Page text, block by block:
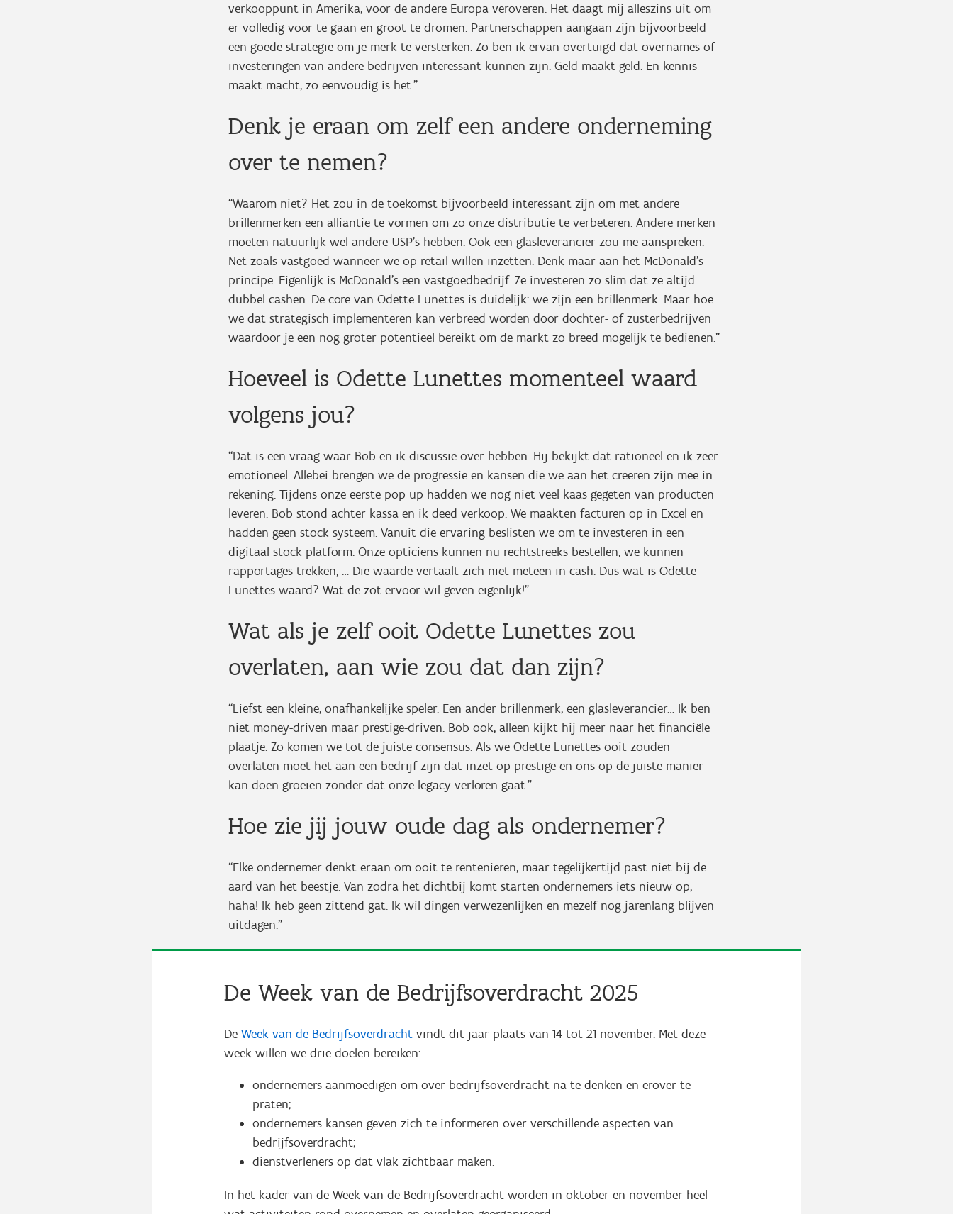
verkooppunt in Amerika, voor de andere Europa veroveren. Het daagt mij alleszins uit om
er volledig voor te gaan en groot te dromen. Partnerschappen aangaan zijn bijvoorbeeld
een goede strategie om je merk te versterken. Zo ben ik ervan overtuigd dat overnames of
investeringen van andere bedrijven interessant kunnen zijn. Geld maakt geld. En kennis
maakt macht, zo eenvoudig is het.”
Denk je eraan om zelf een andere onderneming
over te nemen?
“Waarom niet? Het zou in de toekomst bijvoorbeeld interessant zijn om met andere
brillenmerken een alliantie te vormen om zo onze distributie te verbeteren. Andere merken
moeten natuurlijk wel andere USP’s hebben. Ook een glasleverancier zou me aanspreken.
Net zoals vastgoed wanneer we op retail willen inzetten. Denk maar aan het McDonald’s
principe. Eigenlijk is McDonald’s een vastgoedbedrijf. Ze investeren zo slim dat ze altijd
dubbel cashen. De core van Odette Lunettes is duidelijk: we zijn een brillenmerk. Maar hoe
we dat strategisch implementeren kan verbreed worden door dochter- of zusterbedrijven
waardoor je een nog groter potentieel bereikt om de markt zo breed mogelijk te bedienen.”
Hoeveel is Odette Lunettes momenteel waard
volgens jou?
“Dat is een vraag waar Bob en ik discussie over hebben. Hij bekijkt dat rationeel en ik zeer
emotioneel. Allebei brengen we de progressie en kansen die we aan het creëren zijn mee in
rekening. Tijdens onze eerste pop up hadden we nog niet veel kaas gegeten van producten
leveren. Bob stond achter kassa en ik deed verkoop. We maakten facturen op in Excel en
hadden geen stock systeem. Vanuit die ervaring beslisten we om te investeren in een
digitaal stock platform. Onze opticiens kunnen nu rechtstreeks bestellen, we kunnen
rapportages trekken, … Die waarde vertaalt zich niet meteen in cash. Dus wat is Odette
Lunettes waard? Wat de zot ervoor wil geven eigenlijk!”
Wat als je zelf ooit Odette Lunettes zou
overlaten, aan wie zou dat dan zijn?
“Liefst een kleine, onafhankelijke speler. Een ander brillenmerk, een glasleverancier… Ik ben
niet money-driven maar prestige-driven. Bob ook, alleen kijkt hij meer naar het financiële
plaatje. Zo komen we tot de juiste consensus. Als we Odette Lunettes ooit zouden
overlaten moet het aan een bedrijf zijn dat inzet op prestige en ons op de juiste manier
kan doen groeien zonder dat onze legacy verloren gaat.”
Hoe zie jij jouw oude dag als ondernemer?
“Elke ondernemer denkt eraan om ooit te rentenieren, maar tegelijkertijd past niet bij de
aard van het beestje. Van zodra het dichtbij komt starten ondernemers iets nieuw op,
haha! Ik heb geen zittend gat. Ik wil dingen verwezenlijken en mezelf nog jarenlang blijven
uitdagen.”
De Week van de Bedrijfsoverdracht 2025
DeWeek van de Bedrijfsoverdracht vindt dit jaar plaats van 14 tot 21 november. Met deze
week willen we drie doelen bereiken:
ondernemers aanmoedigen om over bedrijfsoverdracht na te denken en erover te
praten;
ondernemers kansen geven zich te informeren over verschillende aspecten van
bedrijfsoverdracht;
dienstverleners op dat vlak zichtbaar maken.
In het kader van de Week van de Bedrijfsoverdracht worden in oktober en november heel